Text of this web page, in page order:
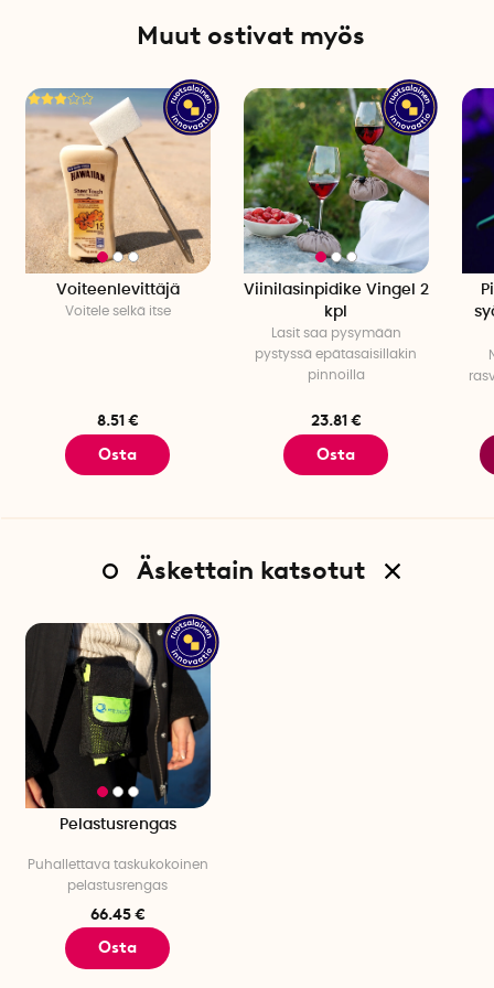
Muut ostivat myös
Voiteenlevittäjä
Voitele selkä itse
8.51 €
Osta
Viinilasinpidike Vingel 2
kpl
Lasit saa pysymään
pystyssä epätasaisillakin
pinnoilla
23.81 €
Osta
Äskettain katsotut
Pelastusrengas
Puhallettava taskukokoinen
pelastusrengas
66.45 €
Osta